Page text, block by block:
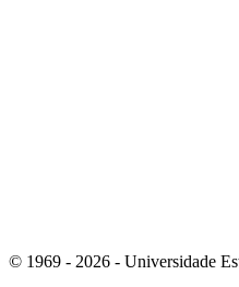
© 1969 - 2026 - Universidade